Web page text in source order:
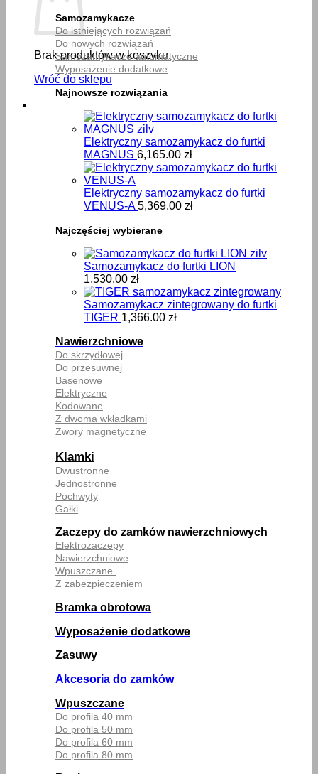
Brak produktów w koszyku.
Wróć do sklepu
Samozamykacze
Do istniejących rozwiązań
Do nowych rozwiązań
Samozamykacze automatyczne
Wyposażenie dodatkowe
Najnowsze rozwiązania
Elektryczny samozamykacz do furtki
MAGNUS 6,165.00 zł
Elektryczny samozamykacz do furtki
VENUS-A 5,369.00 zł
Najczęściej wybierane
Samozamykacz do furtki LION
1,530.00 zł
Samozamykacz zintegrowany do furtki
TIGER 1,366.00 zł
Nawierzchniowe
Do skrzydłowej
Do przesuwnej
Basenowe
Elektryczne
Kodowane
Z dwoma wkładkami
Zwory magnetyczne
Klamki
Dwustronne
Jednostronne
Pochwyty
Gałki
Zaczepy do zamków nawierzchniowych
Elektrozaczepy
Nawierzchniowe
Wpuszczane
Z zabezpieczeniem
Bramka obrotowa
Wyposażenie dodatkowe
Zasuwy
Akcesoria do zamków
Wpuszczane
Do profila 40 mm
Do profila 50 mm
Do profila 60 mm
Do profila 80 mm